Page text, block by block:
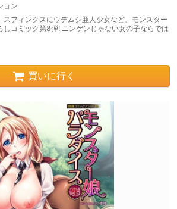
ョン
スフィンクスにウデムシ亜人少女など、モンスター
しコミック第8弾! ニンゲンじゃない女の子ならでは
買いに行く